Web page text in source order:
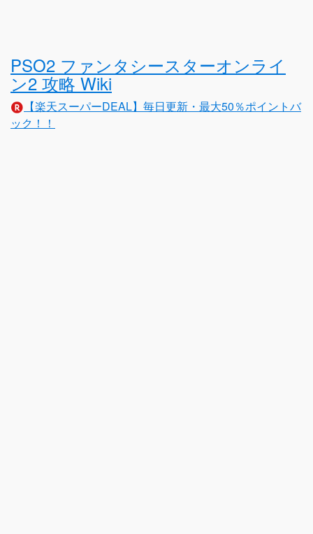
PSO2 ファンタシースターオンライ
ン2 攻略 Wiki
【楽天スーパーDEAL】毎日更新・最大50％ポイントバ
ック！！